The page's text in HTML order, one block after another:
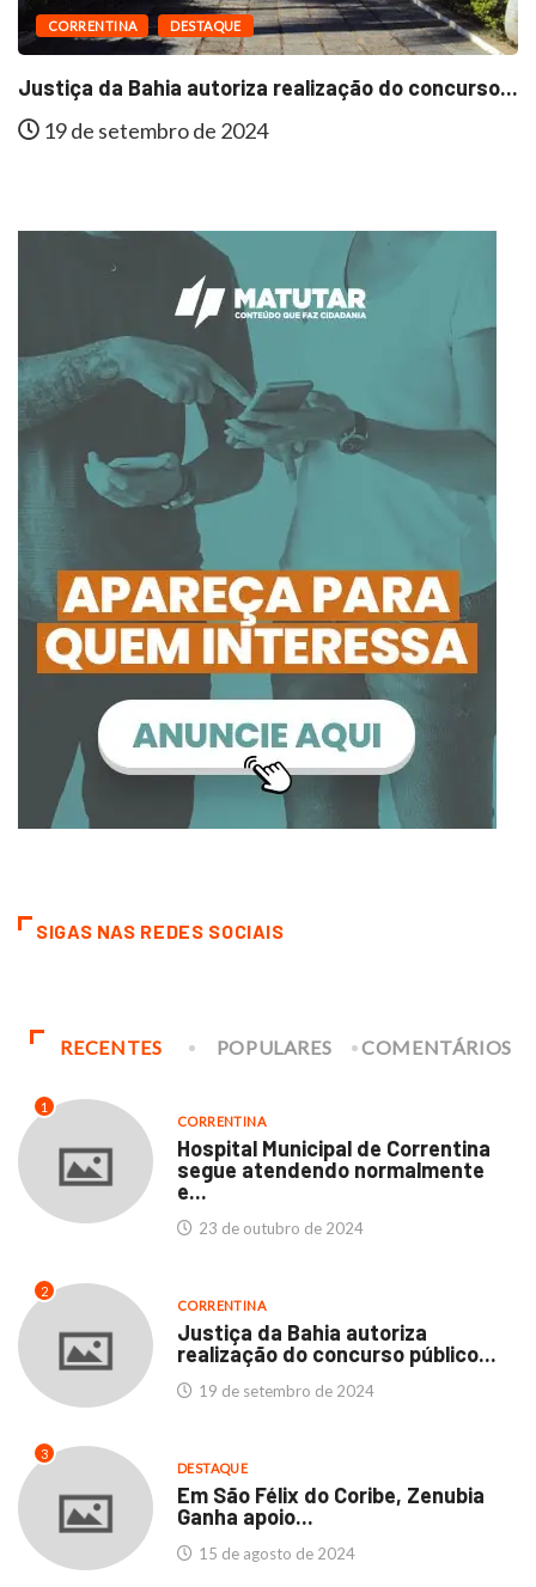
CORRENTINA DESTAQUE
Justiça da Bahia autoriza realização do concurso...
19 de setembro de 2024
SIGAS NAS REDES SOCIAIS
RECENTES POPULARES COMENTÁRIOS
1
CORRENTINA
Hospital Municipal de Correntina
segue atendendo normalmente
e...
23 de outubro de 2024
2
CORRENTINA
Justiça da Bahia autoriza
realização do concurso público...
19 de setembro de 2024
3
DESTAQUE
Em São Félix do Coribe, Zenubia
Ganha apoio...
15 de agosto de 2024